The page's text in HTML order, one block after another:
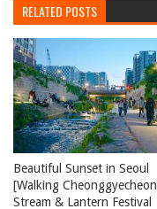
RELATED POSTS
Beautiful Sunset in Seoul
[Walking Cheonggyecheon
Stream & Lantern Festival